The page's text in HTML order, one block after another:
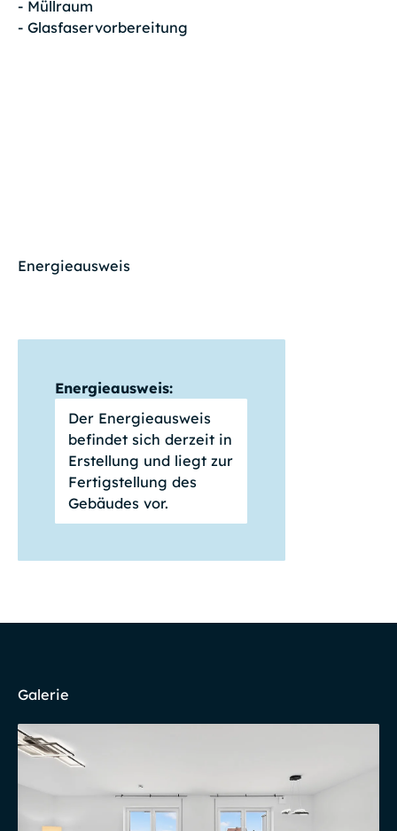
- Müllraum
- Glasfaservorbereitung
Energieausweis
Energieausweis:
Der Energieausweis
befindet sich derzeit in
Erstellung und liegt zur
Fertigstellung des
Gebäudes vor.
Galerie